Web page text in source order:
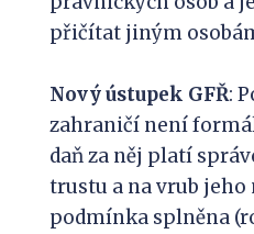
přičítat jiným
Nový ústupek GFŘ:
zahraničí není
daň za něj platí
trustu a na vrub
podmínka splněna